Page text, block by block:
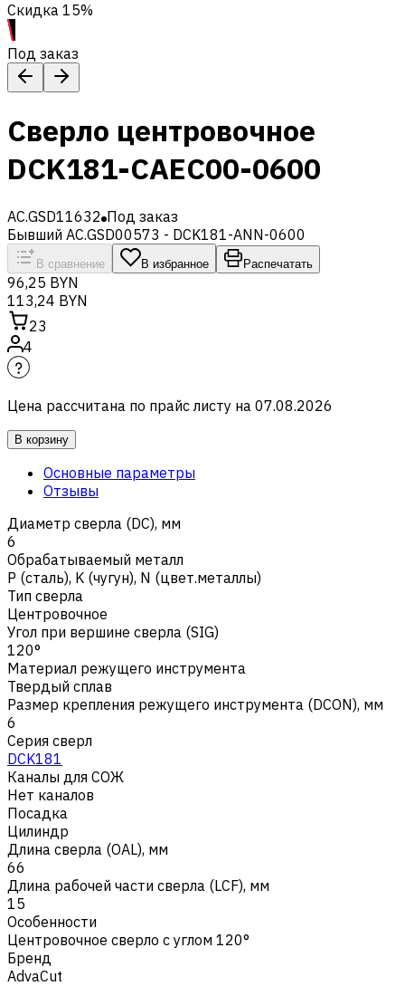
Скидка 15%
Под заказ
Сверло центровочное
DCK181-CAEC00-0600
AC.GSD11632 Под заказ
Бывший AC.GSD00573 - DCK181-ANN-0600
В сравнение В избранное Распечатать
96,25 BYN
113,24 BYN
23
4
Цена рассчитана по прайс листу на 07.08.2026
В корзину
Основные параметры
Отзывы
Диаметр сверла (DC), мм
6
Обрабатываемый металл
Р (сталь), K (чугун), N (цвет.металлы)
Тип сверла
Центровочное
Угол при вершине сверла (SIG)
120°
Материал режущего инструмента
Твердый сплав
Размер крепления режущего инструмента (DCON), мм
6
Серия сверл
DCK181
Каналы для СОЖ
Нет каналов
Посадка
Цилиндр
Длина сверла (OAL), мм
66
Длина рабочей части сверла (LCF), мм
15
Особенности
Центровочное сверло с углом 120°
Бренд
AdvaCut